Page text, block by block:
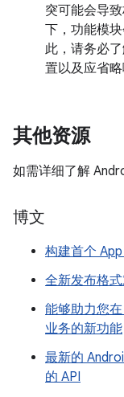
突可能会导
下，功能模
此，请务必
置以及应省略
其他资源
如需详细了解
博文
构建首个
全新发布格
能够助力您
业务的新功能
最新的
的 API